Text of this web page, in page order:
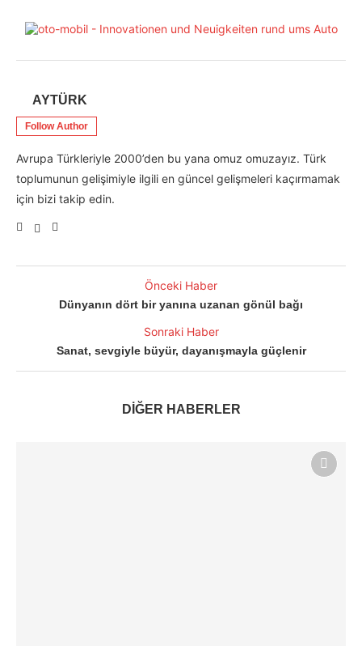
AYTÜRK
Follow Author
Avrupa Türkleriyle 2000’den bu yana omuz omuzayız. Türk
toplumunun gelişimiyle ilgili en güncel gelişmeleri kaçırmamak
için bizi takip edin.
Önceki Haber
Dünyanın dört bir yanına uzanan gönül bağı
Sonraki Haber
Sanat, sevgiyle büyür, dayanışmayla güçlenir
DİĞER HABERLER